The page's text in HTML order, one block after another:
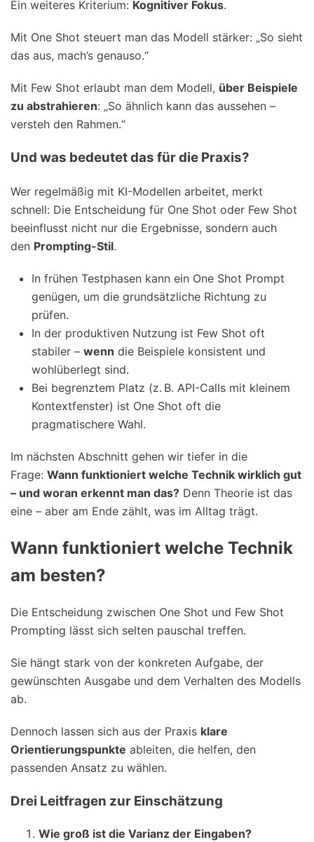
Ein weiteres Kriterium: Kognitiver Fokus.
Mit One Shot steuert man das Modell stärker: „So sieht
das aus, mach’s genauso.“
Mit Few Shot erlaubt man dem Modell, über Beispiele
zu abstrahieren: „So ähnlich kann das aussehen –
versteh den Rahmen.“
Und was bedeutet das für die Praxis?
Wer regelmäßig mit KI-Modellen arbeitet, merkt
schnell: Die Entscheidung für One Shot oder Few Shot
beeinflusst nicht nur die Ergebnisse, sondern auch
den Prompting-Stil.
In frühen Testphasen kann ein One Shot Prompt
genügen, um die grundsätzliche Richtung zu
prüfen.
In der produktiven Nutzung ist Few Shot oft
stabiler – wenn die Beispiele konsistent und
wohlüberlegt sind.
Bei begrenztem Platz (z. B. API-Calls mit kleinem
Kontextfenster) ist One Shot oft die
pragmatischere Wahl.
Im nächsten Abschnitt gehen wir tiefer in die
Frage: Wann funktioniert welche Technik wirklich gut
– und woran erkennt man das? Denn Theorie ist das
eine – aber am Ende zählt, was im Alltag trägt.
Wann funktioniert welche Technik
am besten?
Die Entscheidung zwischen One Shot und Few Shot
Prompting lässt sich selten pauschal treffen.
Sie hängt stark von der konkreten Aufgabe, der
gewünschten Ausgabe und dem Verhalten des Modells
ab.
Dennoch lassen sich aus der Praxis klare
Orientierungspunkte ableiten, die helfen, den
passenden Ansatz zu wählen.
Drei Leitfragen zur Einschätzung
Wie groß ist die Varianz der Eingaben?